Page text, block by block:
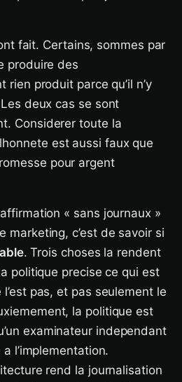
fait. Certains, sommes par
produire des
rien produit parce qu’il n’y
deux cas se sont
Considerer toute la
est aussi faux que
pour argent
« sans journaux »
marketing, c’est de savoir si
. Trois choses la rendent
politique precise ce qui est
pas, et pas seulement le
la politique est
examinateur independant
l’implementation.
rend la journalisation